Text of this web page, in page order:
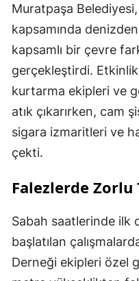
Muratpaşa
kapsamında
kapsamlı bir çevre
gerçekleştirdi.
kurtarma ekipleri ve
atık çıkarırken, cam
sigara izmaritleri ve
çekti.
Falezlerde Zorlu
Sabah saatlerinde ilk
başlatılan
Derneği ekipleri özel